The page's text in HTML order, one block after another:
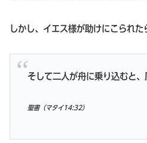
しかし、イエス様が助けにこられた
そして二人が舟に乗り込むと、
聖書（マタイ14:32）